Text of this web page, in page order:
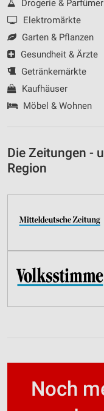
Drogerie &
Elektromärkte
Garten & Pflanzen
Gesundheit & Ärzte
Getränkemärkte
Kaufhäuser
Möbel & Wohnen
Die Zeitungen -
Region
Noch